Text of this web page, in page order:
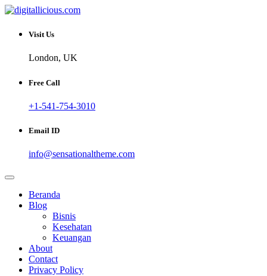
Skip
content
digitallicious.com
Sharing Digital Information
Visit Us
London, UK
Free Call
+1-541-754-3010
Email ID
info@sensationaltheme.com
Beranda
Blog
Bisnis
Kesehatan
Keuangan
About
Contact
Privacy Policy